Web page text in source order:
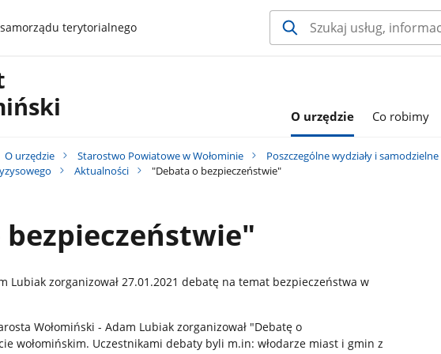
terytorialnego
O urzędzie Co robimy
O urzędzie Starostwo Powiatowe w Wołominie
Poszczególne wydziały i
Aktualności "Debata o bezpieczeństwie"
Lubiak zorganizował 27.01.2021 debatę na temat bezpieczeństwa w
Wołomiński - Adam Lubiak zorganizował "Debatę o
wołomińskim. Uczestnikami debaty byli m.in: włodarze miast i gmin z